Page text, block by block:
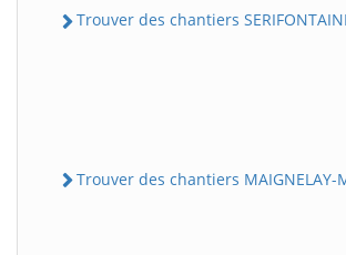
Trouver des chantiers
Trouver des chantiers MAIGNELAY-